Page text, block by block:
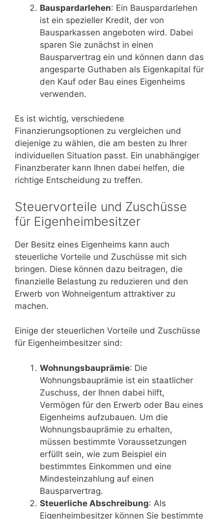
Bauspardarlehen: Ein Bauspardarlehen
ist ein spezieller Kredit, der von
Bausparkassen angeboten wird. Dabei
sparen Sie zunächst in einen
Bausparvertrag ein und können dann das
angesparte Guthaben als Eigenkapital für
den Kauf oder Bau eines Eigenheims
verwenden.
Es ist wichtig, verschiedene
Finanzierungsoptionen zu vergleichen und
diejenige zu wählen, die am besten zu Ihrer
individuellen Situation passt. Ein unabhängiger
Finanzberater kann Ihnen dabei helfen, die
richtige Entscheidung zu treffen.
Steuervorteile und Zuschüsse
für Eigenheimbesitzer
Der Besitz eines Eigenheims kann auch
steuerliche Vorteile und Zuschüsse mit sich
bringen. Diese können dazu beitragen, die
finanzielle Belastung zu reduzieren und den
Erwerb von Wohneigentum attraktiver zu
machen.
Einige der steuerlichen Vorteile und Zuschüsse
für Eigenheimbesitzer sind:
Wohnungsbauprämie: Die
Wohnungsbauprämie ist ein staatlicher
Zuschuss, der Ihnen dabei hilft,
Vermögen für den Erwerb oder Bau eines
Eigenheims aufzubauen. Um die
Wohnungsbauprämie zu erhalten,
müssen bestimmte Voraussetzungen
erfüllt sein, wie zum Beispiel ein
bestimmtes Einkommen und eine
Mindesteinzahlung auf einen
Bausparvertrag.
Steuerliche Abschreibung: Als
Eigenheimbesitzer können Sie bestimmte